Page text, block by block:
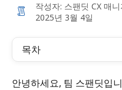
작성자: 스팬딧 CX 매니
2025년 3월 4일
목차
안녕하세요, 팀 스팬딧입